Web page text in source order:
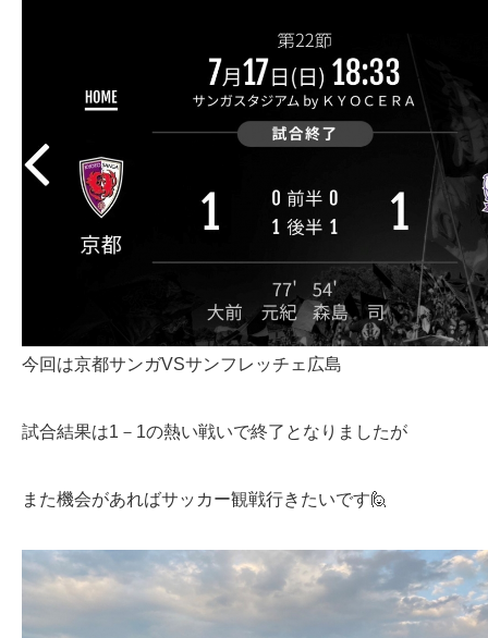
今回は京都サンガVSサンフレッチェ広島
試合結果は1－1の熱い戦いで終了となりましたが
また機会があればサッカー観戦行きたいです🙋